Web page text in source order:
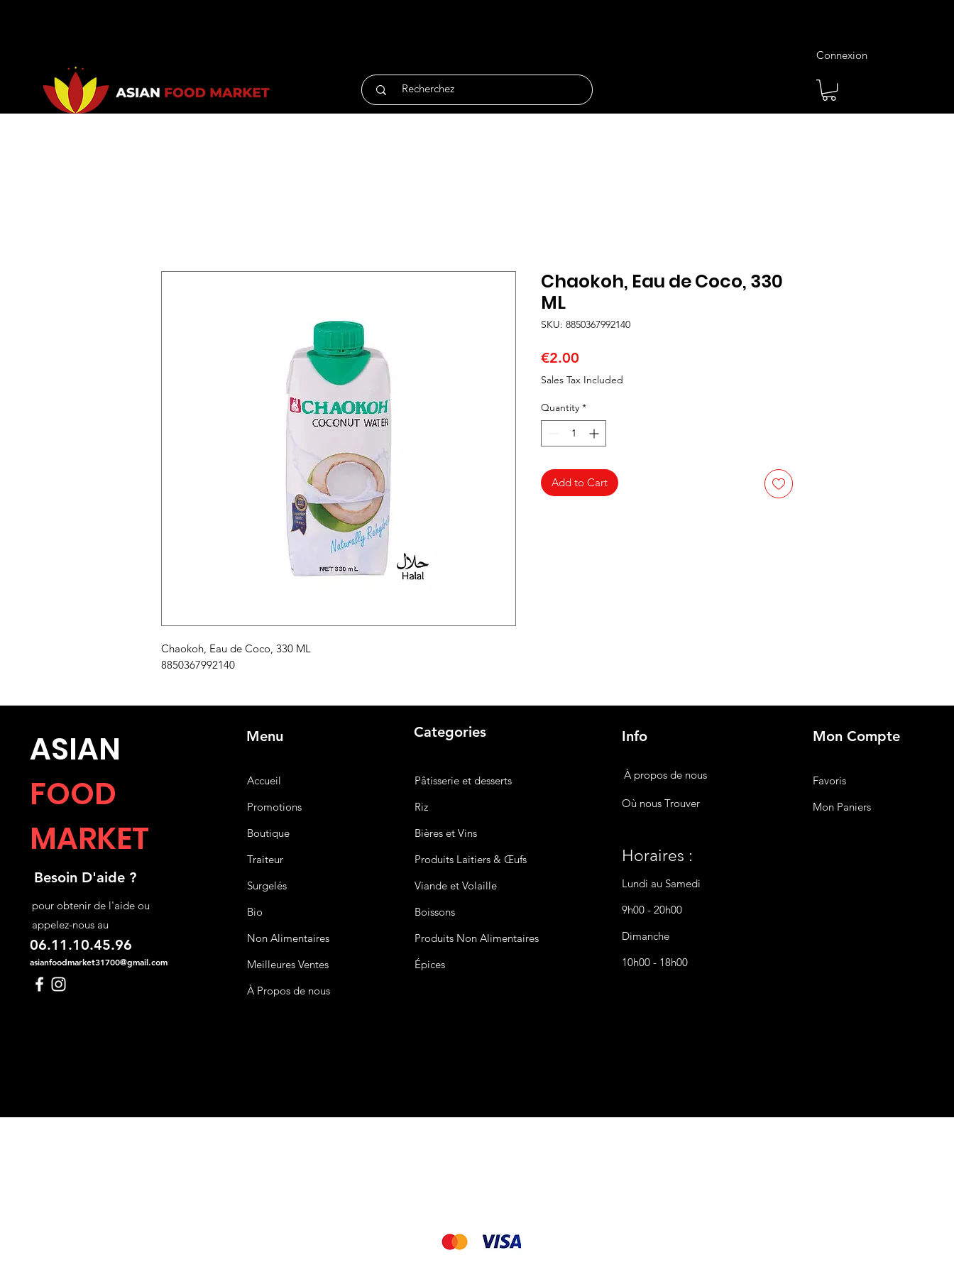
Connexion
Chaokoh, Eau de Coco, 330 ML
8850367992140
Chaokoh, Eau de Coco, 330
ML
SKU: 8850367992140
€2.00
Sales Tax Included
Quantity *
Add to Cart
ASIAN
FOOD
MARKET
Besoin D'aide ?
pour obtenir de l'aide ou
appelez-nous au
06.11.10.45.96
asianfoodmarket31700@gmail.com
Menu
Accueil
Promotions
Boutique
Traiteur
Surgelés
Bio
Non Alimentaires
Meilleures Ventes
À Propos de nous
Categories
Pâtisserie et desserts
Riz
Bièreset Vins
Produits Laitiers & Œufs
Viande et Volaille
Boissons
Produits Non Alimentaires
Épices
Info
Où nous Trouver
Horaires :
Lundi au Samedi
9h00 - 20h00
Dimanche
10h00 - 18h00
À propos de nous
Mon Compte
Favoris
Mon Paniers